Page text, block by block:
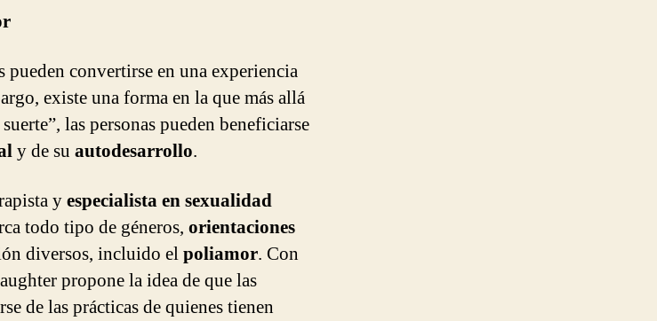
pueden convertirse en una experiencia
existe una forma en la que más allá
las personas pueden beneficiarse
y de su autodesarrollo.
yespecialista en sexualidad
todo tipo de géneros, orientaciones
diversos, incluido elpoliamor. Con
propone la idea de que las
de las prácticas de quienes tienen